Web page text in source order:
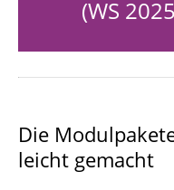
(WS
Die
leicht gemacht